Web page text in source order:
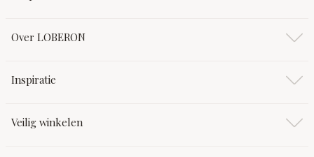
Over LOBERON
Inspiratie
Veilig winkelen